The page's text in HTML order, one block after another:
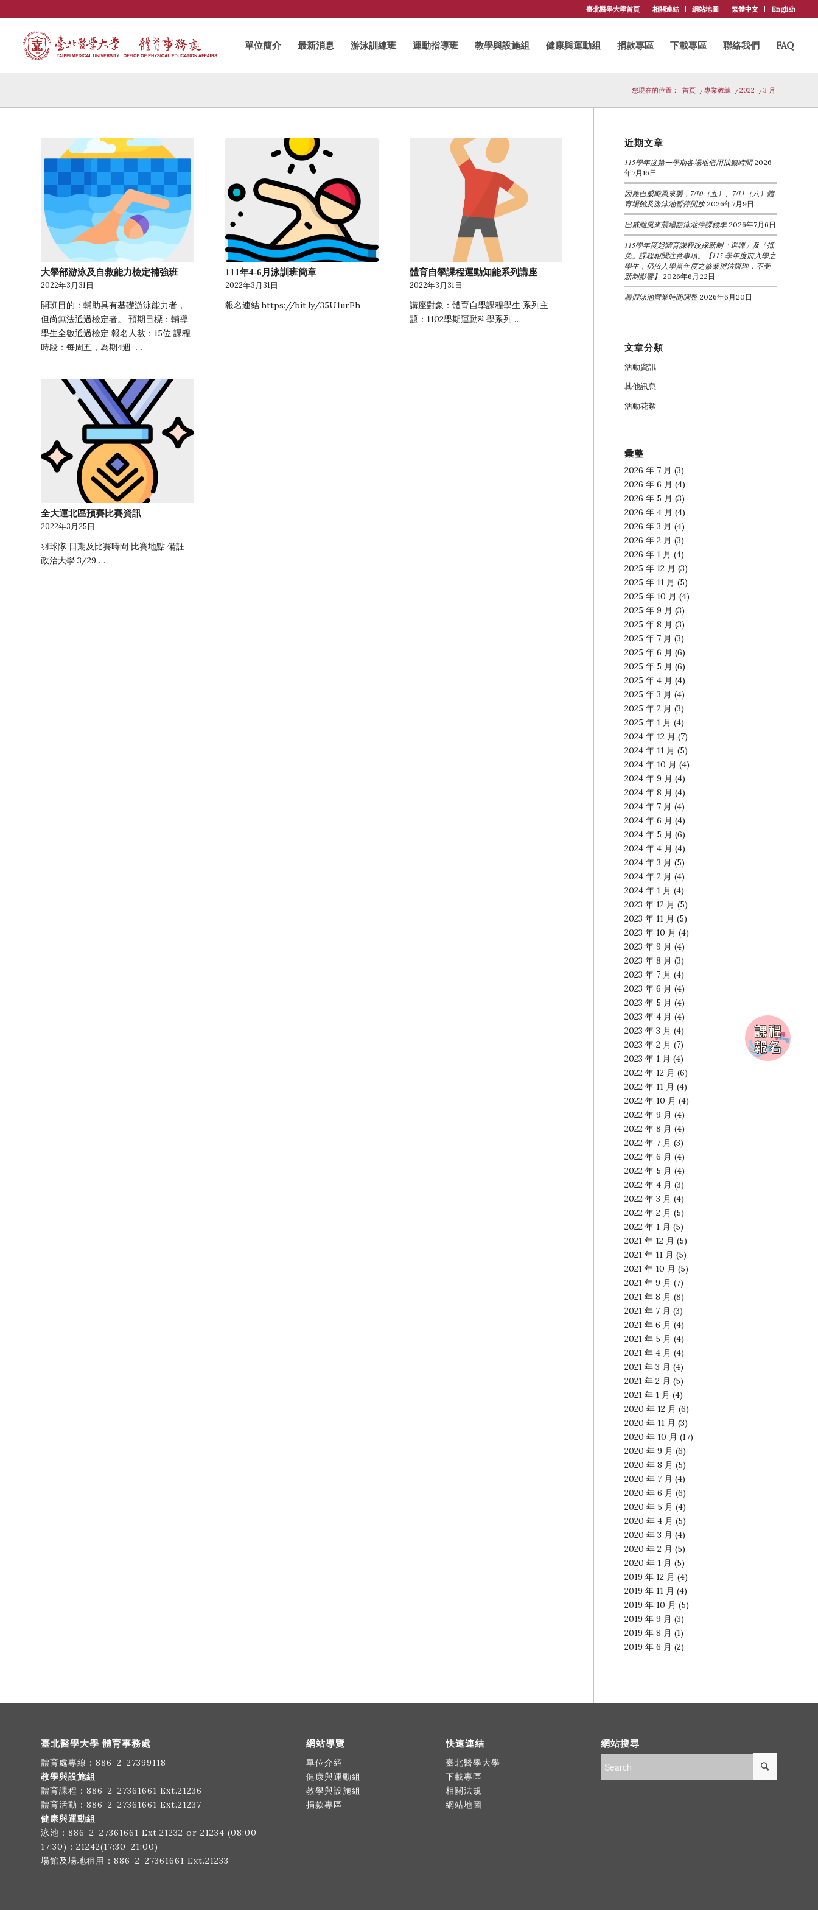
臺北醫學大學首頁 相關連結 網站地圖 繁體中文 English
單位簡介 最新消息 游泳訓練班 運動指導班 教學與設施組 健康與運動組 捐款專區 下載專區 聯絡我們 FAQ
您現在的位置： 首頁 / 專業教練 / 2022 / 3 月
大學部游泳及自救能力檢定補強班
2022年3月31日
開班目的：輔助具有基礎游泳能力者，
但尚無法通過檢定者。 預期目標：輔導
學生全數通過檢定 報名人數：15位 課程
時段：每周五，為期4週 …
111年4-6月泳訓班簡章
2022年3月31日
報名連結:https://bit.ly/35U1urPh
體育自學課程運動知能系列講座
2022年3月31日
講座對象：體育自學課程學生 系列主
題：1102學期運動科學系列 …
全大運北區預賽比賽資訊
2022年3月25日
羽球隊 日期及比賽時間 比賽地點 備註
政治大學 3/29 …
近期文章
115學年度第一學期各場地借用抽籤時間 2026
年7月16日
因應巴威颱風來襲，7/10（五）、7/11（六）體
育場館及游泳池暫停開放 2026年7月9日
巴威颱風來襲場館泳池停課標準 2026年7月6日
115學年度起體育課程改採新制「選課」及「抵
免」課程相關注意事項。【115 學年度前入學之
學生，仍依入學當年度之修業辦法辦理，不受
新制影響】 2026年6月22日
暑假泳池營業時間調整 2026年6月20日
文章分類
活動資訊
其他訊息
活動花絮
彙整
2026 年 7 月 (3)
2026 年 6 月 (4)
2026 年 5 月 (3)
2026 年 4 月 (4)
2026 年 3 月 (4)
2026 年 2 月 (3)
2026 年 1 月 (4)
2025 年 12 月 (3)
2025 年 11 月 (5)
2025 年 10 月 (4)
2025 年 9 月 (3)
2025 年 8 月 (3)
2025 年 7 月 (3)
2025 年 6 月 (6)
2025 年 5 月 (6)
2025 年 4 月 (4)
2025 年 3 月 (4)
2025 年 2 月 (3)
2025 年 1 月 (4)
2024 年 12 月 (7)
2024 年 11 月 (5)
2024 年 10 月 (4)
2024 年 9 月 (4)
2024 年 8 月 (4)
2024 年 7 月 (4)
2024 年 6 月 (4)
2024 年 5 月 (6)
2024 年 4 月 (4)
2024 年 3 月 (5)
2024 年 2 月 (4)
2024 年 1 月 (4)
2023 年 12 月 (5)
2023 年 11 月 (5)
2023 年 10 月 (4)
2023 年 9 月 (4)
2023 年 8 月 (3)
2023 年 7 月 (4)
2023 年 6 月 (4)
2023 年 5 月 (4)
2023 年 4 月 (4)
2023 年 3 月 (4)
2023 年 2 月 (7)
2023 年 1 月 (4)
2022 年 12 月 (6)
2022 年 11 月 (4)
2022 年 10 月 (4)
2022 年 9 月 (4)
2022 年 8 月 (4)
2022 年 7 月 (3)
2022 年 6 月 (4)
2022 年 5 月 (4)
2022 年 4 月 (3)
2022 年 3 月 (4)
2022 年 2 月 (5)
2022 年 1 月 (5)
2021 年 12 月 (5)
2021 年 11 月 (5)
2021 年 10 月 (5)
2021 年 9 月 (7)
2021 年 8 月 (8)
2021 年 7 月 (3)
2021 年 6 月 (4)
2021 年 5 月 (4)
2021 年 4 月 (4)
2021 年 3 月 (4)
2021 年 2 月 (5)
2021 年 1 月 (4)
2020 年 12 月 (6)
2020 年 11 月 (3)
2020 年 10 月 (17)
2020 年 9 月 (6)
2020 年 8 月 (5)
2020 年 7 月 (4)
2020 年 6 月 (6)
2020 年 5 月 (4)
2020 年 4 月 (5)
2020 年 3 月 (4)
2020 年 2 月 (5)
2020 年 1 月 (5)
2019 年 12 月 (4)
2019 年 11 月 (4)
2019 年 10 月 (5)
2019 年 9 月 (3)
2019 年 8 月 (1)
2019 年 6 月 (2)
臺北醫學大學 體育事務處
體育處專線： 886-2-27399118
教學與設施組
體育課程： 886-2-27361661 Ext.21236
體育活動： 886-2-27361661 Ext.21237
健康與運動組
泳池： 886-2-27361661 Ext.21232 or 21234 (08:00-
17:30)；21242(17:30-21:00)
場館及場地租用： 886-2-27361661 Ext.21233
網站導覽
單位介紹
健康與運動組
教學與設施組
捐款專區
快速連結
臺北醫學大學
下載專區
相關法規
網站地圖
網站搜尋